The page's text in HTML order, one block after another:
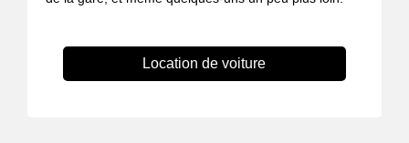
Location de voiture